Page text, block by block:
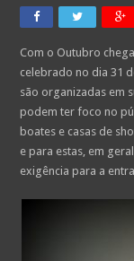
Com o Outubro
celebrado no dia 31
são organizadas em
podem ter foco no
boates e casas de
e para estas, em
exigência para a